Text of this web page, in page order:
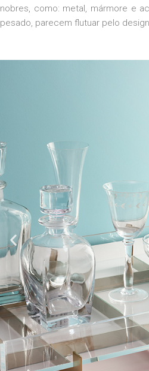
nobres, como: metal, mármore e
pesado, parecem flutuar pelo